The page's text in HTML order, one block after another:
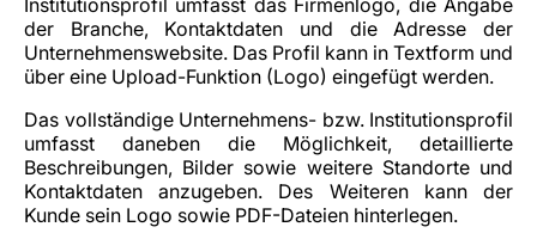
Institutionsprofil umfasst das Firmenlogo, die Angabe
der Branche, Kontaktdaten und die Adresse der
Unternehmenswebsite. Das Profil kann in Textform und
über eine Upload-Funktion (Logo) eingefügt werden.
Das vollständige Unternehmens- bzw. Institutionsprofil
umfasst daneben die Möglichkeit, detaillierte
Beschreibungen, Bilder sowie weitere Standorte und
Kontaktdaten anzugeben. Des Weiteren kann der
Kunde sein Logo sowie PDF-Dateien hinterlegen.